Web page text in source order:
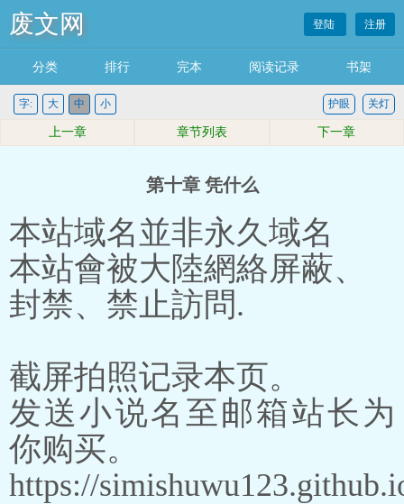
废文网 登陆 注册
分类 排行 完本 阅读记录 书架
字: 大 中 小 关灯
护眼
上一章 章节列表 下一章
第十章 凭什么
本站域名並非永久域名
本站會被大陸網絡屏蔽、
封禁、禁止訪問.
截屏拍照记录本页。
发送小说名至邮箱站长为
你购买。
https://